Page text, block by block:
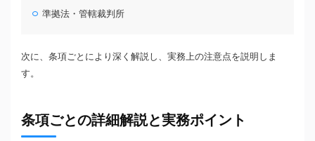
準拠法・管轄裁判所
次に、条項ごとにより深く解説し、実務上の注意点を説明しま
す。
条項ごとの詳細解説と実務ポイント